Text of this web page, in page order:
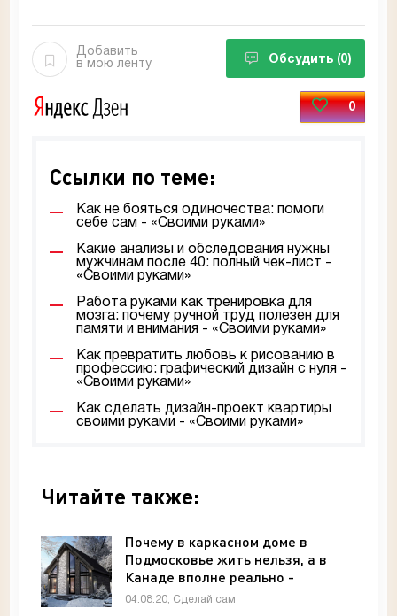
Добавить
в мою ленту
Обсудить (0)
0
Ссылки по теме:
Как не бояться одиночества: помоги
себе сам - «Своими руками»
Какие анализы и обследования нужны
мужчинам после 40: полный чек-лист -
«Своими руками»
Работа руками как тренировка для
мозга: почему ручной труд полезен для
памяти и внимания - «Своими руками»
Как превратить любовь к рисованию в
профессию: графический дизайн с нуля -
«Своими руками»
Как сделать дизайн-проект квартиры
своими руками - «Своими руками»
Читайте также:
Почему в каркасном доме в
Подмосковье жить нельзя, а в
Канаде вполне реально -
Архитектура и интерьер
04.08.20, Сделай сам